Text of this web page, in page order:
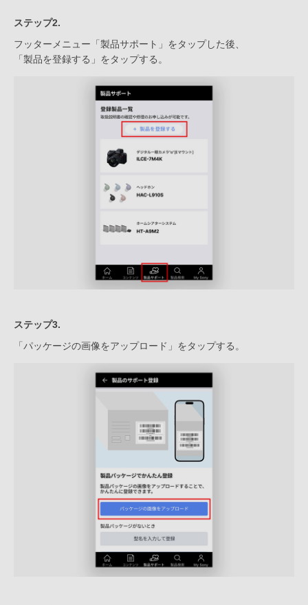
ステップ2.
フッターメニュー「製品サポート」をタップした後、
「製品を登録する」をタップする。
ステップ3.
「パッケージの画像をアップロード」をタップする。